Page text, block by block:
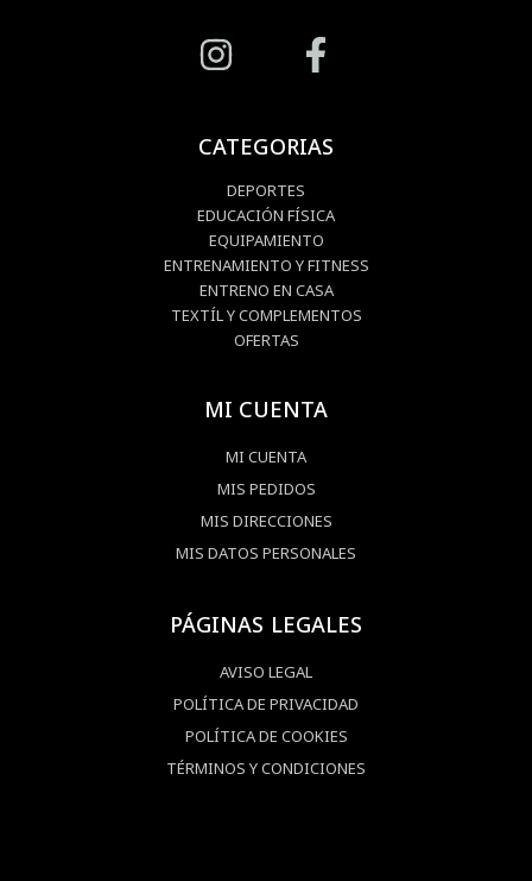
CATEGORIAS
DEPORTES
EDUCACIÓN FÍSICA
EQUIPAMIENTO
ENTRENAMIENTO Y FITNESS
ENTRENO EN CASA
TEXTÍL Y COMPLEMENTOS
OFERTAS
MI CUENTA
MI CUENTA
MIS PEDIDOS
MIS DIRECCIONES
MIS DATOS PERSONALES
PÁGINAS LEGALES
AVISO LEGAL
POLÍTICA DE PRIVACIDAD
POLÍTICA DE COOKIES
TÉRMINOS Y CONDICIONES